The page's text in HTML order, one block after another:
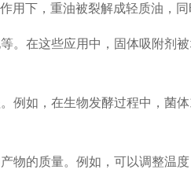
用下，重油被裂解成轻质油，同
在这些应用中，固体吸附剂
如，在生物发酵过程中，菌体
的质量。例如，可以调整温